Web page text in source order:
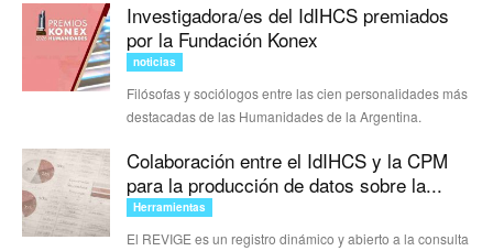
Investigadora/es del IdIHCS premiados
por la Fundación Konex
noticias
Filósofas y sociólogos entre las cien personalidades más
destacadas de las Humanidades de la Argentina.
Colaboración entre el IdIHCS y la CPM
para la producción de datos sobre la...
Herramientas
El REVIGE es un registro dinámico y abierto a la consulta